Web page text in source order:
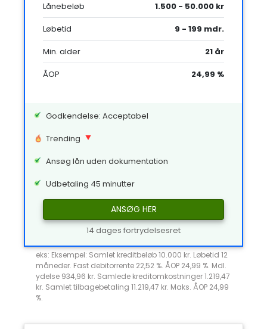
Lånebeløb
1.500 - 50.000 kr
Løbetid
9 - 199 mdr.
Min. alder
21 år
ÅOP
24,99 %
Godkendelse: Acceptabel
Trending
Ansøg lån uden dokumentation
Udbetaling 45 minutter
ANSØG HER
14 dages fortrydelsesret
eks: Eksempel: Samlet kreditbeløb 10.000 kr. Løbetid 12
måneder. Fast debitorrente 22,52 %. ÅOP 24,99 %. Mdl.
ydelse 934,96 kr. Samlede kreditomkostninger 1.219,47
kr. Samlet tilbagebetaling 11.219,47 kr. Maks. ÅOP 24,99
%.